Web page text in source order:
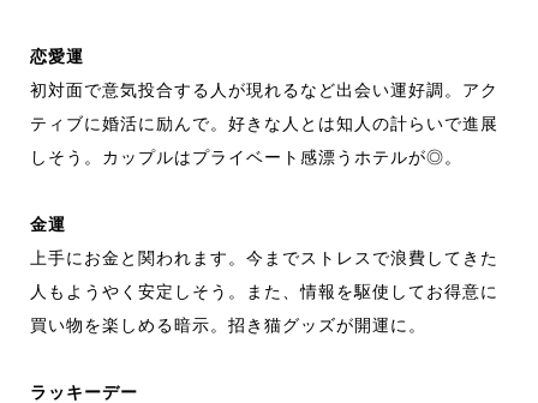
恋愛運
初対面で意気投合する人が現れるなど出会い運好調。アク
ティブに婚活に励んで。好きな人とは知人の計らいで進展
しそう。カップルはプライベート感漂うホテルが◎。
金運
上手にお金と関われます。今までストレスで浪費してきた
人もようやく安定しそう。また、情報を駆使してお得意に
買い物を楽しめる暗示。招き猫グッズが開運に。
ラッキーデー